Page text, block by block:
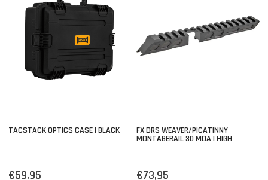
TACSTACK OPTICS CASE | BLACK
€59,95
FX DRS WEAVER/PICATINNY
MONTAGERAIL 30 MOA | HIGH
€73,95